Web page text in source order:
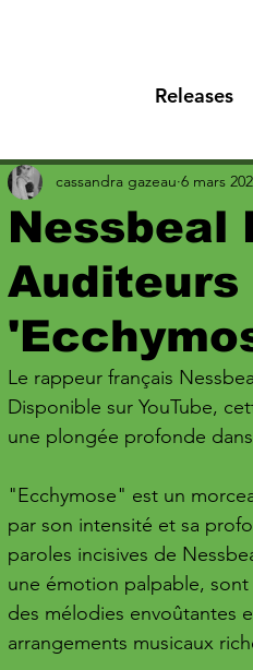
Releases
Nessbeal
Auditeurs
cassandra gazeau 6 mars
Le rappeur français
Disponible sur YouTube,
une plongée profonde
"Ecchymose" est un
par son intensité et sa
paroles incisives de
une émotion palpable,
des mélodies envoûtantes
arrangements musicaux